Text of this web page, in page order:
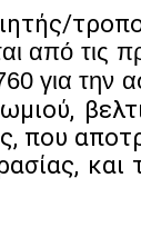
από τις
για
που
και